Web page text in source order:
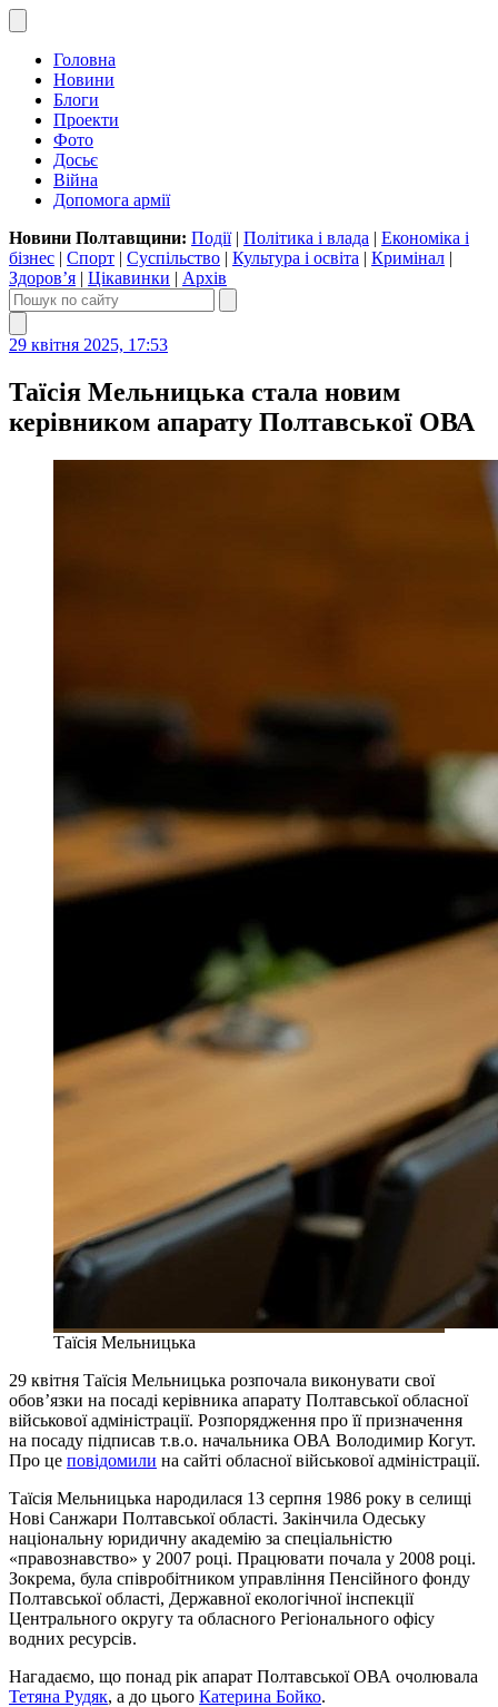
Головна
Новини
Блоги
Проекти
Фото
Досьє
Війна
Допомога армії
Новини Полтавщини: Події| Політика і влада | Економіка і
бізнес | Спорт | Суспільство | Культура і освіта | Кримінал |
Здоров’я | Цікавинки | Архів
29 квітня 2025, 17:53
Таїсія Мельницька стала новим
керівником апарату Полтавської ОВА
Таїсія Мельницька
29 квітня Таїсія Мельницька розпочала виконувати свої
обов’язки на посаді керівника апарату Полтавської обласної
військової адміністрації. Розпорядження про її призначення
на посаду підписав т.в.о. начальника ОВА Володимир Когут.
Про це повідомили на сайті обласної військової адміністрації.
Таїсія Мельницька народилася 13 серпня 1986 року в селищі
Нові Санжари Полтавської області. Закінчила Одеську
національну юридичну академію за спеціальністю
«правознавство» у 2007 році. Працювати почала у 2008 році.
Зокрема, була співробітником управління Пенсійного фонду
Полтавської області, Державної екологічної інспекції
Центрального округу та обласного Регіонального офісу
водних ресурсів.
Нагадаємо, що понад рік апарат Полтавської ОВА очолювала
Тетяна Рудяк, а до цього Катерина Бойко.